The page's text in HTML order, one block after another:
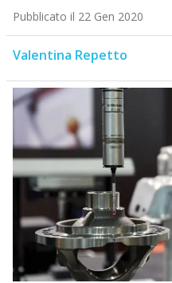
Pubblicato il 22 Gen 2020
Valentina Repetto